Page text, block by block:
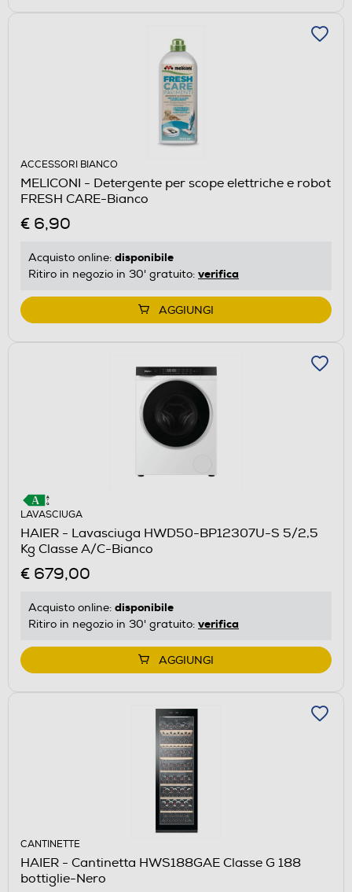
ACCESSORI BIANCO
MELICONI - Detergente per scope elettriche e robot
FRESH CARE-Bianco
€ 6,90
Acquisto online: disponibile
Ritiro in negozio in 30' gratuito: verifica
AGGIUNGI
LAVASCIUGA
HAIER - Lavasciuga HWD50-BP12307U-S 5/2,5
Kg Classe A/C-Bianco
€ 679,00
Acquisto online: disponibile
Ritiro in negozio in 30' gratuito: verifica
AGGIUNGI
CANTINETTE
HAIER - Cantinetta HWS188GAE Classe G 188
bottiglie-Nero